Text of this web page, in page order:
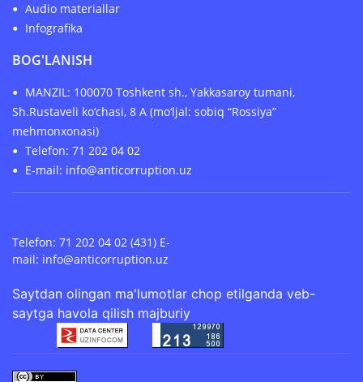
Audio materiallar
Infografika
BOG'LANISH
MANZIL: 100070 Toshkent sh., Yakkasaroy tumani,
Sh.Rustaveli ko‘chasi, 8 A (mo‘ljal: sobiq “Rossiya”
mehmonxonasi)
Telefon: 71 202 04 02
E-mail: info@anticorruption.uz
Telefon: 71 202 04 02 (431) E-
mail: info@anticorruption.uz
Saytdan olingan ma'lumotlar chop etilganda veb-
saytga havola qilish majburiy